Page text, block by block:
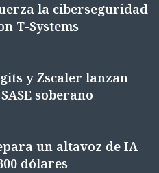
la ciberseguridad
T-Systems
y Zscaler lanzan
soberano
un altavoz de IA
dólares